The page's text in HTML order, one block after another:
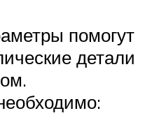
помогут
детали